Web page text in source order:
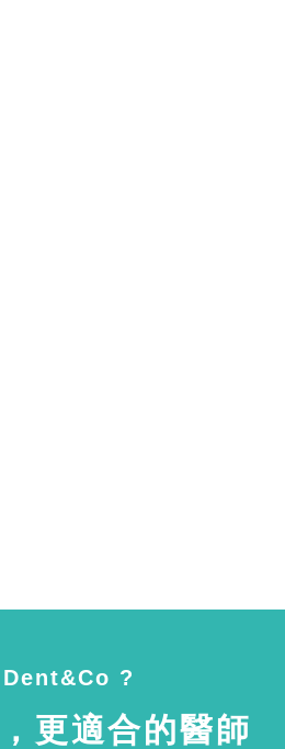
Dent&Co ?
更適合的醫師